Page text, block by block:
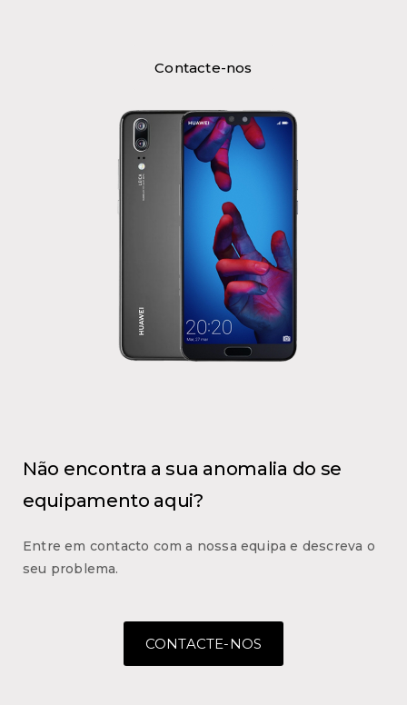
Contacte-nos
Não encontra a sua anomalia do se
equipamento aqui?
Entre em contacto com a nossa equipa e descreva o
seu problema.
CONTACTE-NOS